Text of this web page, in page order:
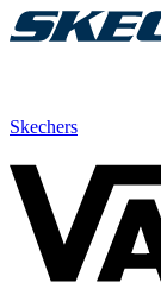
Skechers